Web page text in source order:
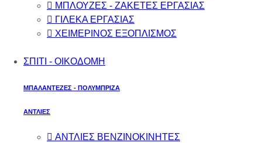
ΜΠΛΟΥΖΕΣ - ΖΑΚΕΤΕΣ ΕΡΓΑΣΙΑΣ
ΓΙΛΕΚΑ ΕΡΓΑΣΙΑΣ
ΧΕΙΜΕΡΙΝΟΣ ΕΞΟΠΛΙΣΜΟΣ
ΣΠΙΤΙ - ΟΙΚΟΔΟΜΗ
ΜΠΑΛΑΝΤΕΖΕΣ - ΠΟΛΥΜΠΡΙΖΑ
ΑΝΤΛΙΕΣ
ΑΝΤΛΙΕΣ ΒΕΝΖΙΝΟΚΙΝΗΤΕΣ